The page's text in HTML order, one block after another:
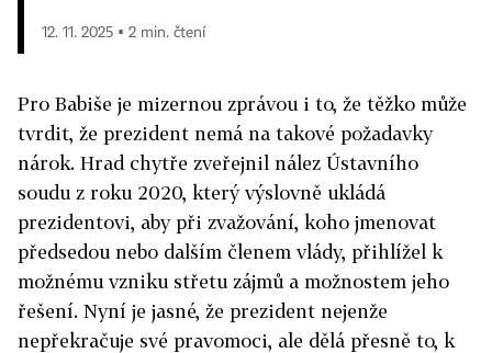
12. 11. 2025 ▪ 2 min. čtení
Pro Babiše je mizernou zprávou i to, že těžko může
tvrdit, že prezident nemá na takové požadavky
nárok. Hrad chytře zveřejnil nález Ústavního
soudu z roku 2020, který výslovně ukládá
prezidentovi, aby při zvažování, koho jmenovat
předsedou nebo dalším členem vlády, přihlížel k
možnému vzniku střetu zájmů a možnostem jeho
řešení. Nyní je jasné, že prezident nejenže
nepřekračuje své pravomoci, ale dělá přesně to, k